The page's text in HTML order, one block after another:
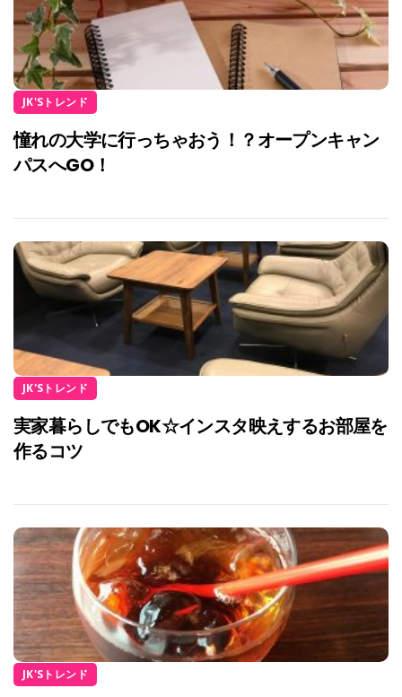
JK'Sトレンド
憧れの大学に行っちゃおう！？オープンキャン
パスへGO！
JK'Sトレンド
実家暮らしでもOK☆インスタ映えするお部屋を
作るコツ
JK'Sトレンド